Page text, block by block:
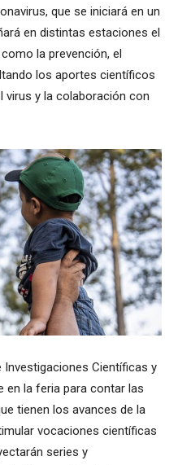
que se iniciará en un
en distintas estaciones el
la prevención, el
los aportes científicos
virus y la colaboración con
Investigaciones Científicas y
en la feria para contar las
tienen los avances de la
vocaciones científicas
series y